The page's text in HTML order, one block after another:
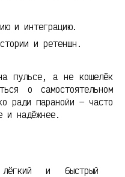
и интеграцию.
и ретеншн.
пульсе, а не кошелёк
о самостоятельном
ради паранойи — часто
и надёжнее.
и быстрый